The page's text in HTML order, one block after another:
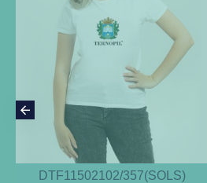
DTF11502102/357(SOLS)